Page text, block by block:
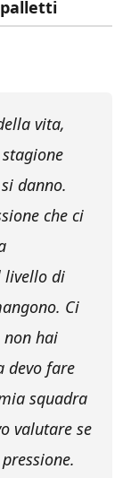
vita,
danno.
che ci
livello di
Ci
hai
devo fare
squadra
valutare se